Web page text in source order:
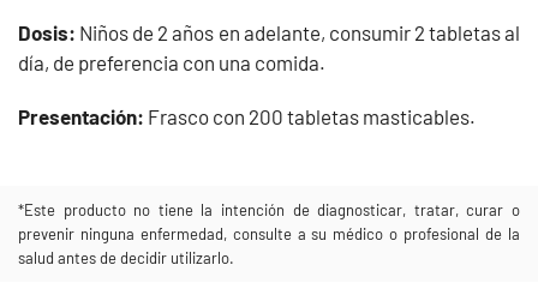
Dosis: Niños de 2 años en adelante, consumir 2 tabletas al
día, de preferencia con una comida.
Presentación: Frasco con 200 tabletas masticables.
*Este producto no tiene la intención de diagnosticar, tratar, curar o
prevenir ninguna enfermedad, consulte a su médico o profesional de la
salud antes de decidir utilizarlo.